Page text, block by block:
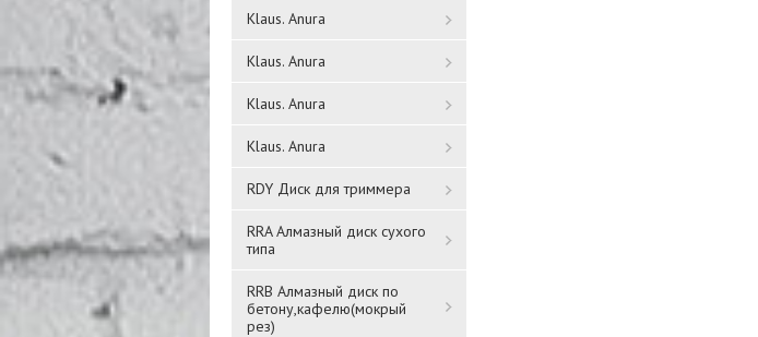
Klaus. Anura
Klaus. Anura
Klaus. Anura
Klaus. Anura
RDY Диск для триммера
RRA Алмазный диск сухого
типа
RRB Алмазный диск по
бетону,кафелю(мокрый
рез)